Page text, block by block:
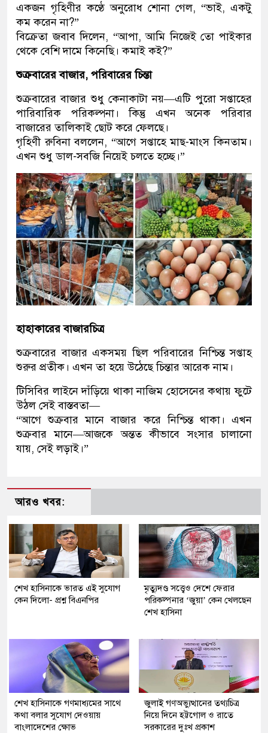
একজন গৃহিণীর কণ্ঠে অনুরোধ শোনা গেল, “ভাই, একটু
কম করেন না?”
বিক্রেতা জবাব দিলেন, “আপা, আমি নিজেই তো পাইকার
থেকে বেশি দামে কিনেছি। কমাই কই?”
শুক্রবারের বাজার, পরিবারের চিন্তা
শুক্রবারের বাজার শুধু কেনাকাটা নয়—এটি পুরো সপ্তাহের
পারিবারিক পরিকল্পনা। কিন্তু এখন অনেক পরিবার
বাজারের তালিকাই ছোট করে ফেলছে।
গৃহিণী রুবিনা বললেন, “আগে সপ্তাহে মাছ-মাংস কিনতাম।
এখন শুধু ডাল-সবজি নিয়েই চলতে হচ্ছে।”
হাহাকারের বাজারচিত্র
শুক্রবারের বাজার একসময় ছিল পরিবারের নিশ্চিন্ত সপ্তাহ
শুরুর প্রতীক। এখন তা হয়ে উঠেছে চিন্তার আরেক নাম।
টিসিবির লাইনে দাঁড়িয়ে থাকা নাজিম হোসেনের কথায় ফুটে
উঠল সেই বাস্তবতা—
“আগে শুক্রবার মানে বাজার করে নিশ্চিন্ত থাকা। এখন
শুক্রবার মানে—আজকে অন্তত কীভাবে সংসার চালানো
যায়, সেই লড়াই।”
আরও খবর:
শেখ হাসিনাকে ভারত এই সুযোগ
কেন দিলো- প্রশ্ন বিএনপির
মৃত্যুদণ্ড সত্ত্বেও দেশে ফেরার
পরিকল্পনার ‘জুয়া’ কেন খেলছেন
শেখ হাসিনা
শেখ হাসিনাকে গণমাধ্যমের সাথে
কথা বলার সুযোগ দেওয়ায়
বাংলাদেশের ক্ষোভ
জুলাই গণঅভ্যুত্থানের তথ্যচিত্র
নিয়ে দিনে হট্টগোল ও রাতে
সরকারের দুঃখ প্রকাশ